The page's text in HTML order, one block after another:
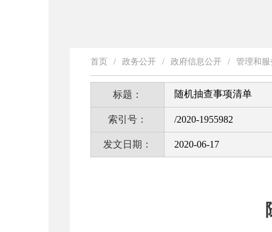
首页 / 政务公开 / 政府信息公开 / 管理和
标题： 随机抽查事项清单
索引号： /2020-1955982
发文日期： 2020-06-17